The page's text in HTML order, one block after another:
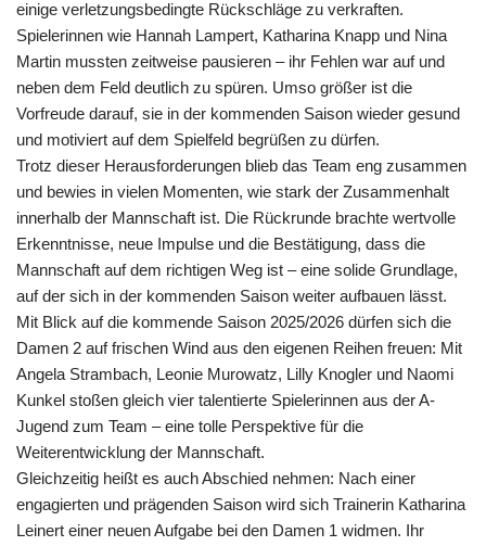
einige verletzungsbedingte Rückschläge zu verkraften.
Spielerinnen wie Hannah Lampert, Katharina Knapp und Nina
Martin mussten zeitweise pausieren – ihr Fehlen war auf und
neben dem Feld deutlich zu spüren. Umso größer ist die
Vorfreude darauf, sie in der kommenden Saison wieder gesund
und motiviert auf dem Spielfeld begrüßen zu dürfen.
Trotz dieser Herausforderungen blieb das Team eng zusammen
und bewies in vielen Momenten, wie stark der Zusammenhalt
innerhalb der Mannschaft ist. Die Rückrunde brachte wertvolle
Erkenntnisse, neue Impulse und die Bestätigung, dass die
Mannschaft auf dem richtigen Weg ist – eine solide Grundlage,
auf der sich in der kommenden Saison weiter aufbauen lässt.
Mit Blick auf die kommende Saison 2025/2026 dürfen sich die
Damen 2 auf frischen Wind aus den eigenen Reihen freuen: Mit
Angela Strambach, Leonie Murowatz, Lilly Knogler und Naomi
Kunkel stoßen gleich vier talentierte Spielerinnen aus der A-
Jugend zum Team – eine tolle Perspektive für die
Weiterentwicklung der Mannschaft.
Gleichzeitig heißt es auch Abschied nehmen: Nach einer
engagierten und prägenden Saison wird sich Trainerin Katharina
Leinert einer neuen Aufgabe bei den Damen 1 widmen. Ihr